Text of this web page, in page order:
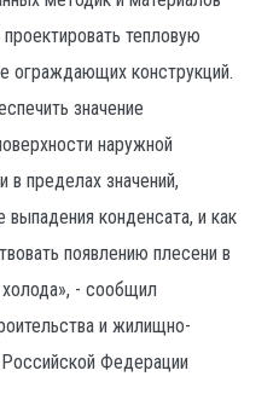
тепловую
ограждающих конструкций.
значение
наружной
пределах значений,
выпадения конденсата, и как
появлению плесени в
холода», - сообщил
и жилищно-
Федерации